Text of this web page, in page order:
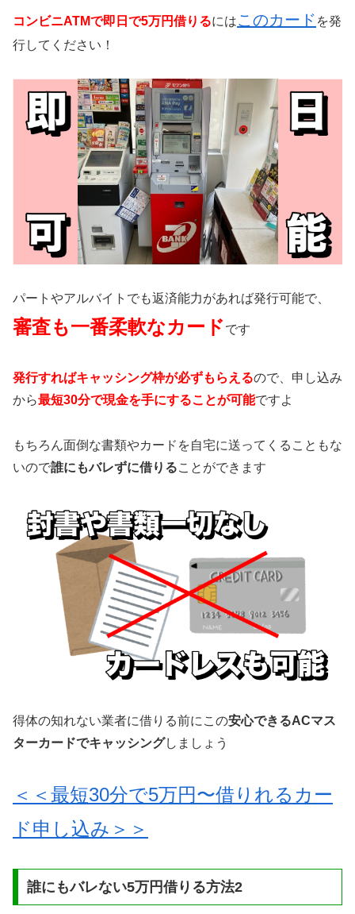
コンビニATMで即日で5万円借りるにはこのカード を発
行してください！
パートやアルバイトでも返済能力があれば発行可能で、
審査も一番柔軟なカード です
発行すればキャッシング枠が必ずもらえるので、申し込み
から最短30分で現金を手にすることが可能ですよ
もちろん面倒な書類やカードを自宅に送ってくることもな
いので誰にもバレずに借りることができます
得体の知れない業者に借りる前にこの安心できるACマス
ターカードでキャッシングしましょう
＜＜最短30分で5万円〜借りれるカー
ド申し込み＞＞
誰にもバレない5万円借りる方法2